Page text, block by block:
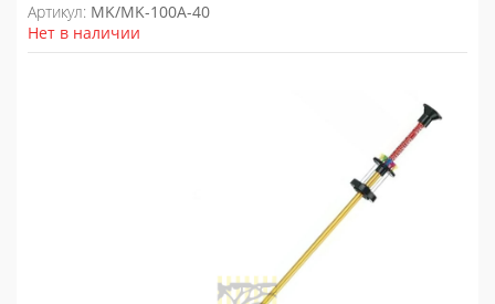
Артикул: MK/MK-100A-40
Нет в наличии